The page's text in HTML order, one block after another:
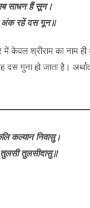
साधन हैं सून।
अंक रहें दस गून॥
में केवल श्रीराम का नाम
गुना हो जाता है।
कल्यान निवासु।
तुलसी तुलसीदासु॥